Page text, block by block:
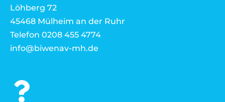
Löhberg 72
45468 Mülheim an der Ruhr
Telefon 0208 455 4774
info@biwenav-mh.de